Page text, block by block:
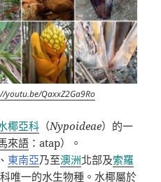
youtu.be/QaxxZ2Ga9Ro
椰亞科 （Nypoideae）的一
來語 ：atap）。
、 東南亞乃至澳洲北部及索羅
唯一的水生物種。水椰屬於